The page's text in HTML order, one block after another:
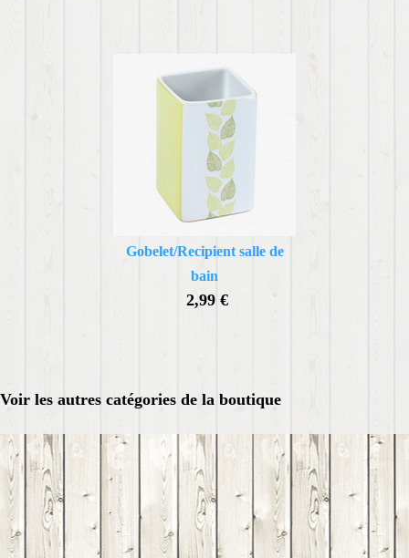
Gobelet/Recipient salle de
bain
2,99 €
Voir les autres catégories de la boutique